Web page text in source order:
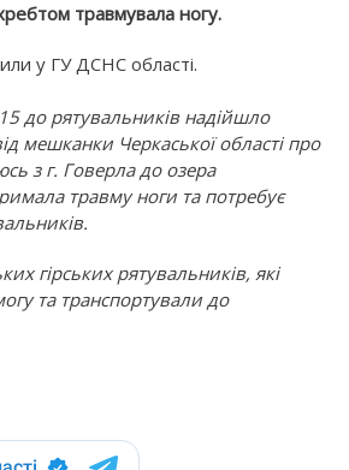
травмувала ногу.
у ГУ ДСНС області.
до рятувальників надійшло
мешканки Черкаської області про
з г. Говерла до озера
травму ноги та потребує
гірських рятувальників, які
та транспортували до